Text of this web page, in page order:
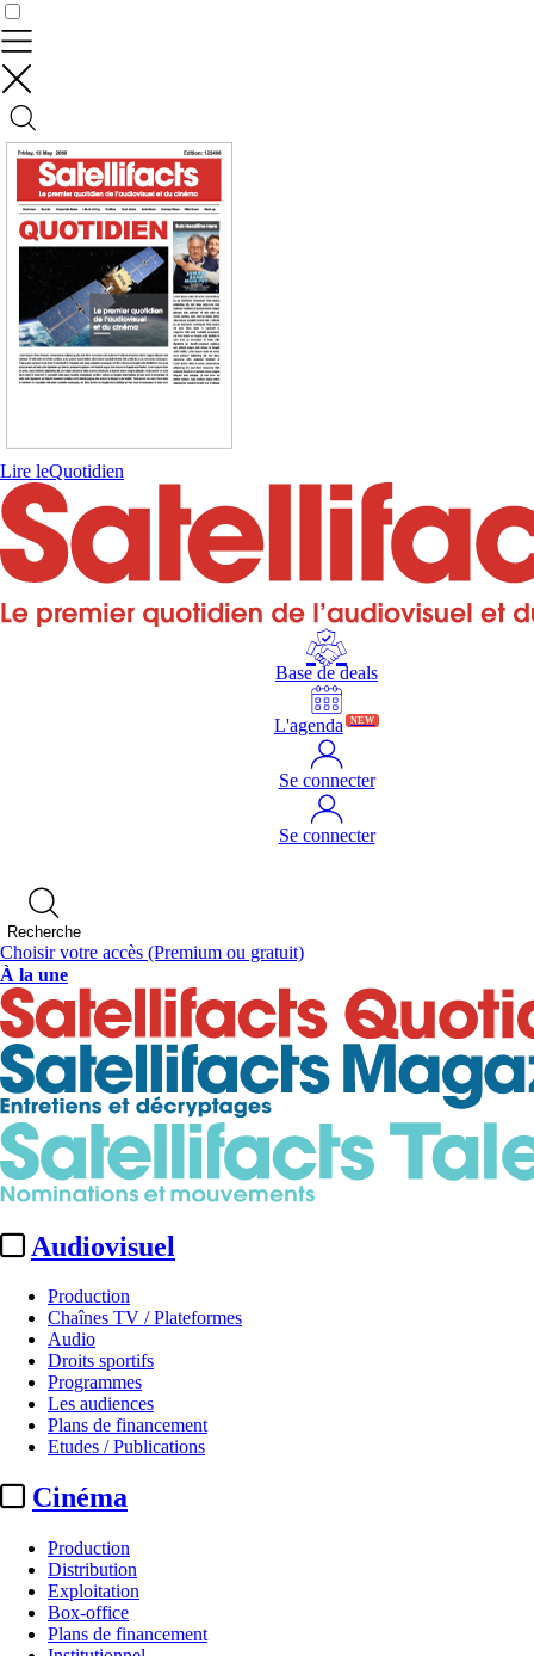
Lire leQuotidien
Base de deals
L'agenda NEW
Se connecter
Se connecter
Recherche
Choisir votre accès (Premium ou gratuit)
À la une
Audiovisuel
Production
Chaînes TV / Plateformes
Audio
Droits sportifs
Programmes
Les audiences
Plans de financement
Etudes / Publications
Cinéma
Production
Distribution
Exploitation
Box-office
Plans de financement
Contrôler vos données